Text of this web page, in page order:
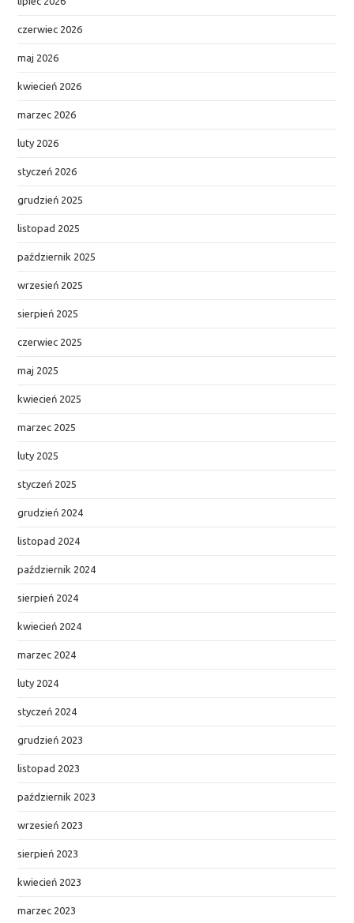
czerwiec 2026
maj 2026
kwiecień 2026
marzec 2026
luty 2026
styczeń 2026
grudzień 2025
listopad 2025
październik 2025
wrzesień 2025
sierpień 2025
czerwiec 2025
maj 2025
kwiecień 2025
marzec 2025
luty 2025
styczeń 2025
grudzień 2024
listopad 2024
październik 2024
sierpień 2024
kwiecień 2024
marzec 2024
luty 2024
styczeń 2024
grudzień 2023
listopad 2023
październik 2023
wrzesień 2023
sierpień 2023
kwiecień 2023
marzec 2023